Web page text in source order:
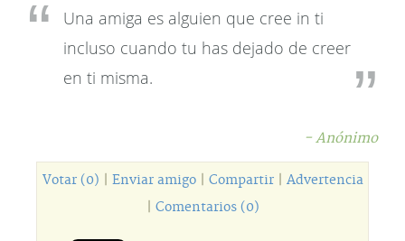
Una amiga es alguien que cree in ti
incluso cuando tu has dejado de creer
en ti misma.
- Anónimo
Votar (0) Enviar amigo| Compartir| Advertencia
Comentarios (0)